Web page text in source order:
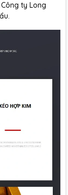
ông ty Long